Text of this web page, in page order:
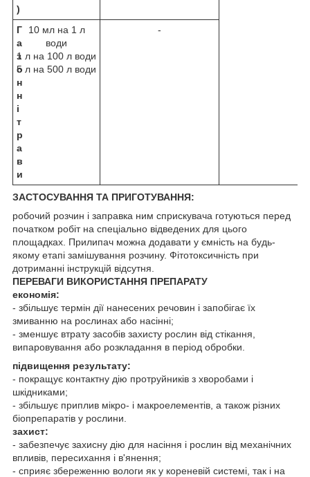
)
Г
а
з
о
н
н
і
т
р
а
в
и
10 мл на 1 л
води
1 л на 100 л води
5 л на 500 л води
-
ЗАСТОСУВАННЯ ТА ПРИГОТУВАННЯ:
робочий розчин і заправка ним сприскувача готуються перед
початком робіт на спеціально відведених для цього
площадках. Прилипач можна додавати у ємність на будь-
якому етапі замішування розчину. Фітотоксичність при
дотриманні інструкцій відсутня.
ПЕРЕВАГИ ВИКОРИСТАННЯ ПРЕПАРАТУ
економія:
- збільшує термін дії нанесених речовин і запобігає їх
змиванню на рослинах або насінні;
- зменшує втрату засобів захисту рослин від стікання,
випаровування або розкладання в період обробки.
підвищення результату:
- покращує контактну дію протруйників з хворобами і
шкідниками;
- збільшує приплив мікро- і макроелементів, а також різних
біопрепаратів у рослини.
захист:
- забезпечує захисну дію для насіння і рослин від механічних
впливів, пересихання і в'янення;
- сприяє збереженню вологи як у кореневій системі, так і на